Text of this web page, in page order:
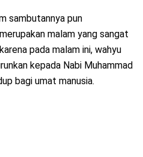
sambutannya pun
malam yang sangat
pada malam ini, wahyu
kepada Nabi Muhammad
bagi umat manusia.